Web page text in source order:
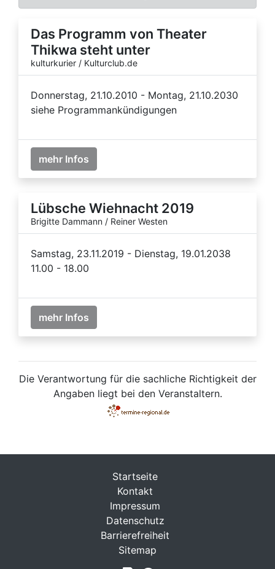
Das Programm von Theater
Thikwa steht unter
kulturkurier / Kulturclub.de
Donnerstag, 21.10.2010 - Montag, 21.10.2030
siehe Programmankündigungen
mehr Infos
Lübsche Wiehnacht 2019
Brigitte Dammann / Reiner Westen
Samstag, 23.11.2019 - Dienstag, 19.01.2038
11.00 - 18.00
mehr Infos
Die Verantwortung für die sachliche Richtigkeit der
Angaben liegt bei den Veranstaltern.
Startseite
Kontakt
Impressum
Datenschutz
Barrierefreiheit
Sitemap